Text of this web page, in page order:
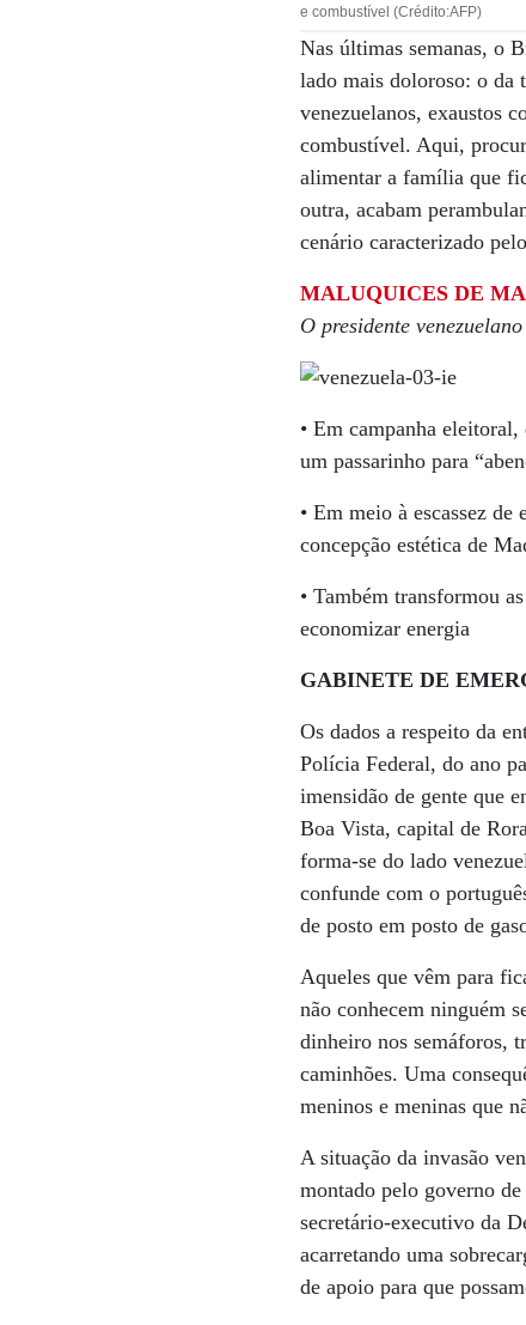
e combustível (Crédito:AFP)
Nas últimas semanas, o
lado mais doloroso: o da
venezuelanos, exaustos
combustível. Aqui,
alimentar a família que
outra, acabam
cenário caracterizado
MALUQUICES DE
O presidente
• Em campanha
um passarinho para
• Em meio à escassez
concepção estética de
• Também transformou
economizar energia
GABINETE DE
Os dados a respeito da
Polícia Federal, do ano
imensidão de gente que
Boa Vista, capital de
forma-se do lado
confunde com o
de posto em posto de
Aqueles que vêm para
não conhecem ninguém
dinheiro nos semáforos,
caminhões. Uma
meninos e meninas que
A situação da invasão
montado pelo governo
secretário-executivo da
acarretando uma
de apoio para que